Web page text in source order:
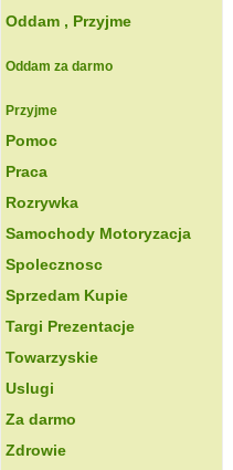
Oddam , Przyjme
Oddam za darmo
Przyjme
Pomoc
Praca
Rozrywka
Samochody Motoryzacja
Spolecznosc
Sprzedam Kupie
Targi Prezentacje
Towarzyskie
Uslugi
Za darmo
Zdrowie